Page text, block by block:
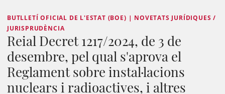
BUTLLETÍ OFICIAL DE L'ESTAT (BOE) | NOVETATS JURÍDIQUES /
JURISPRUDÈNCIA
Reial Decret 1217/2024, de 3 de
desembre, pel qual s'aprova el
Reglament sobre instal·lacions
nuclears i radioactives, i altres